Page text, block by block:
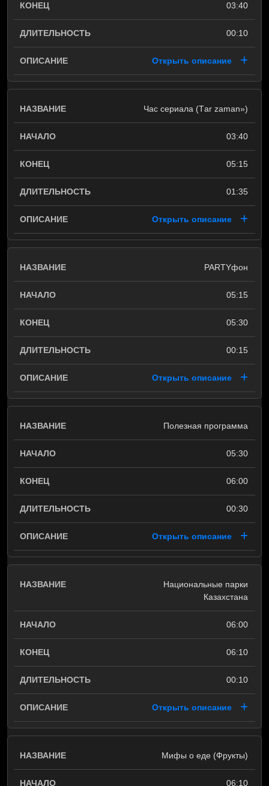
03:40
00:10
Открыть описание
Час сериала (Тar zaman»)
03:40
05:15
01:35
Открыть описание
PARTYфон
05:15
05:30
00:15
Открыть описание
Полезная программа
05:30
06:00
00:30
Открыть описание
Национальные парки
Казахстана
06:00
06:10
00:10
Открыть описание
Мифы о еде (Фрукты)
06:10